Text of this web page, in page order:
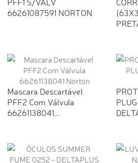
66261087591 NORTON
Mascara Descartável
PFF2 Com Válvula
66261138041...